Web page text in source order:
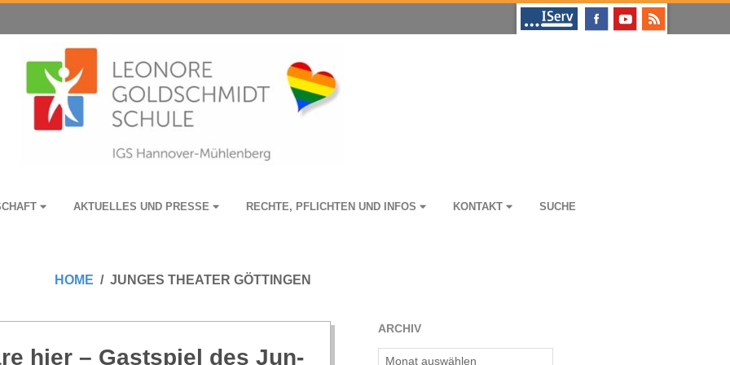
AKTU­EL­LES UND PRESSE RECHTE, PFLICH­TEN UND INFOS KON­TAKT SUCHE
HOME JUNGES THEATER GÖTTINGEN
hier – Gast­spiel des Jun­
ARCHIV
Archiv